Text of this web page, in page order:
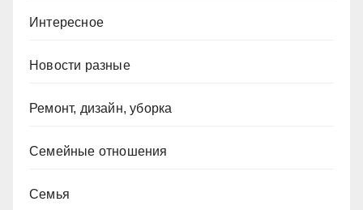
Интересное
Новости разные
Ремонт, дизайн, уборка
Семейные отношения
Семья